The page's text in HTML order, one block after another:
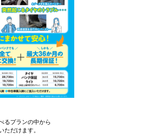
るプランの中から
ただけます。